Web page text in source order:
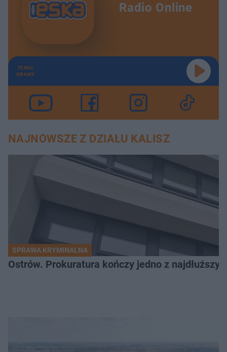
Radio Online
TERAZ
GRAMY
NAJNOWSZE Z DZIAŁU KALISZ
SPRAWA KRYMINALNA
Ostrów. Prokuratura kończy jedno z